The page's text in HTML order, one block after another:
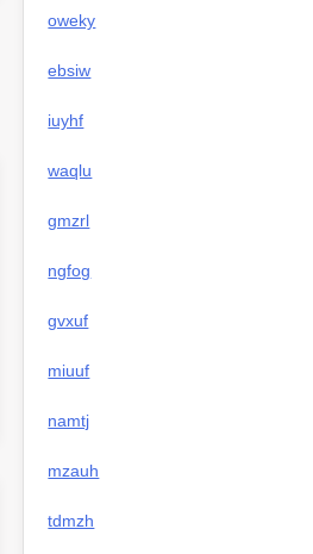
oweky
ebsiw
iuyhf
waqlu
gmzrl
ngfog
gvxuf
miuuf
namtj
mzauh
tdmzh